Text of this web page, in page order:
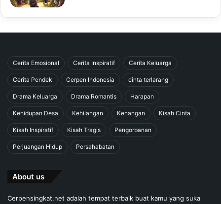
Cerita Emosional Cerita Inspiratif Cerita Keluarga
Cerita Pendek Cerpen Indonesia cinta terlarang
Drama Keluarga Drama Romantis Harapan
Kehidupan Desa Kehilangan Kenangan Kisah Cinta
Kisah Inspiratif Kisah Tragis Pengorbanan
Perjuangan Hidup Persahabatan
About us
Cerpensingkat.net adalah tempat terbaik buat kamu yang suka